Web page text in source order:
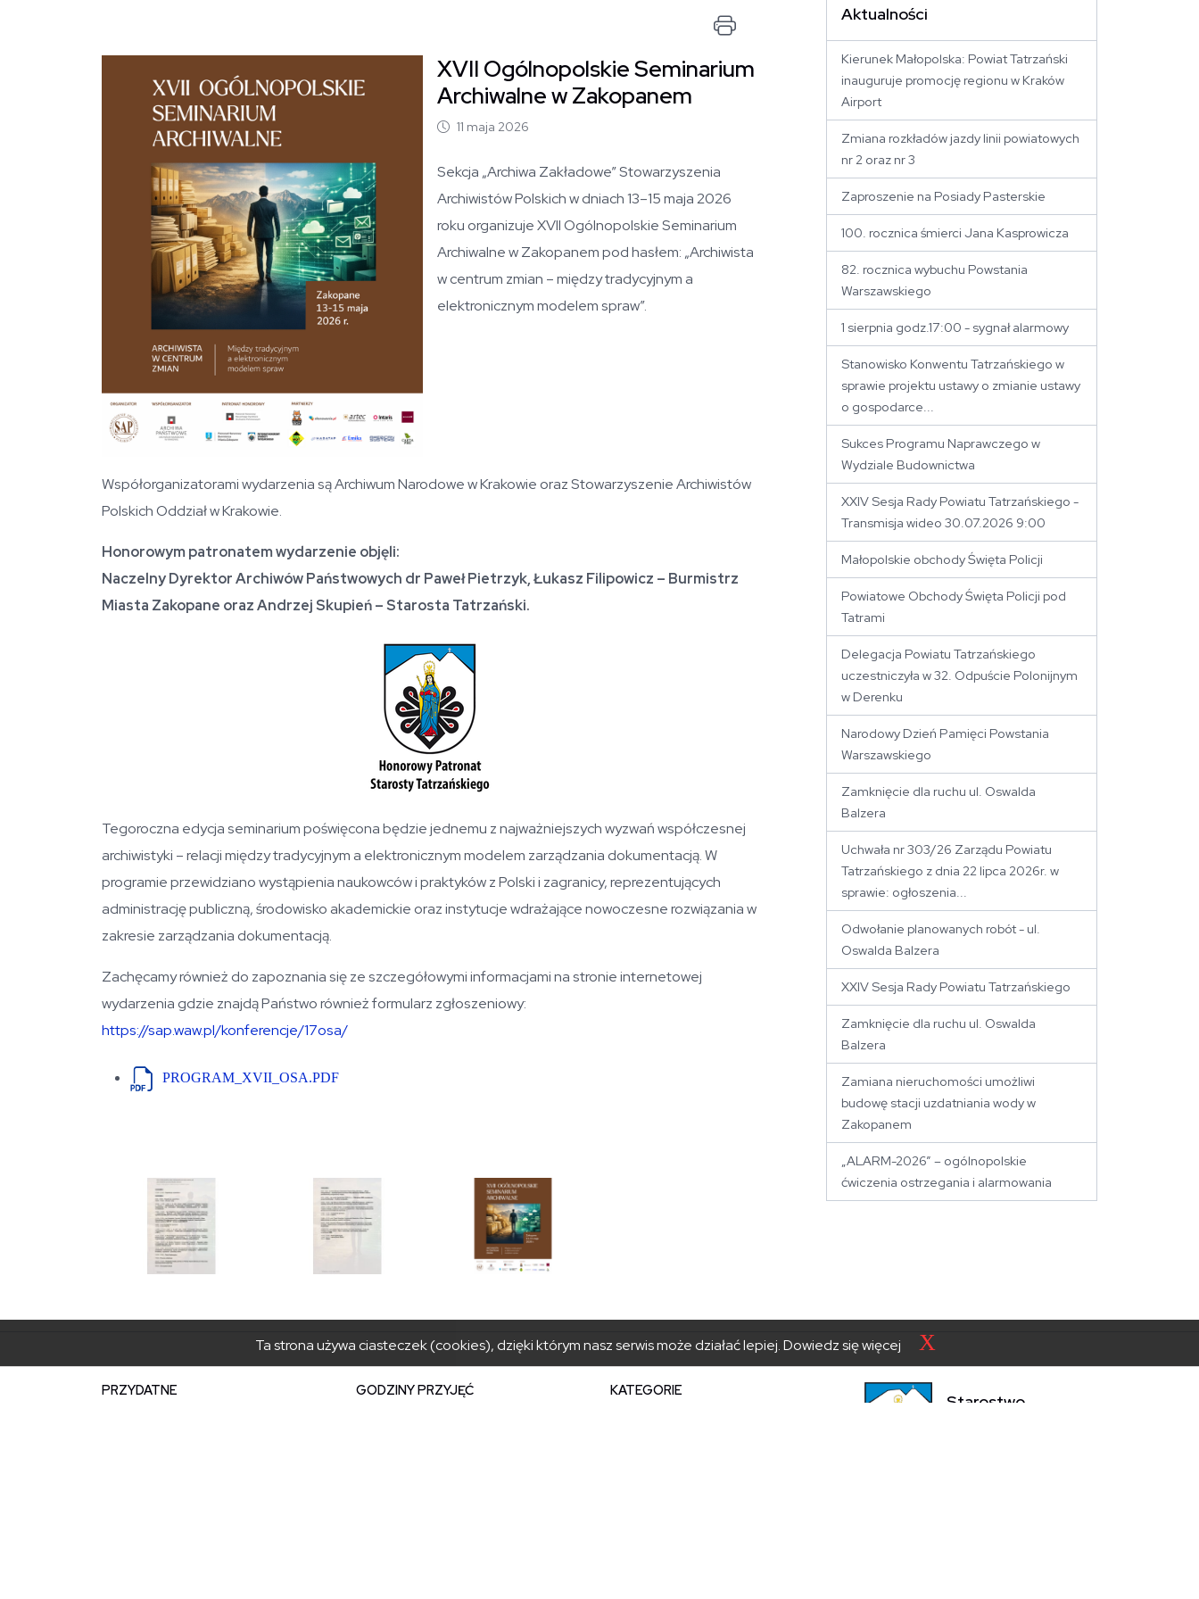
Drukuj stronę
Otwórz zdjęcie artykułu
XVII Ogólnopolskie Seminarium
Archiwalne w Zakopanem
11 maja 2026
Sekcja „Archiwa Zakładowe” Stowarzyszenia
Archiwistów Polskich w dniach 13–15 maja 2026
roku organizuje XVII Ogólnopolskie Seminarium
Archiwalne w Zakopanem pod hasłem: „Archiwista
w centrum zmian – między tradycyjnym a
elektronicznym modelem spraw”.
Współorganizatorami wydarzenia są Archiwum Narodowe w Krakowie oraz Stowarzyszenie Archiwistów
Polskich Oddział w Krakowie.
Honorowym patronatem wydarzenie objęli:
Naczelny Dyrektor Archiwów Państwowych dr Paweł Pietrzyk, Łukasz Filipowicz – Burmistrz
Miasta Zakopane oraz Andrzej Skupień – Starosta Tatrzański.
Tegoroczna edycja seminarium poświęcona będzie jednemu z najważniejszych wyzwań współczesnej
archiwistyki – relacji między tradycyjnym a elektronicznym modelem zarządzania dokumentacją. W
programie przewidziano wystąpienia naukowców i praktyków z Polski i zagranicy, reprezentujących
administrację publiczną, środowisko akademickie oraz instytucje wdrażające nowoczesne rozwiązania w
zakresie zarządzania dokumentacją.
Zachęcamy również do zapoznania się ze szczegółowymi informacjami na stronie internetowej
wydarzenia gdzie znajdą Państwo również formularz zgłoszeniowy:
https://sap.waw.pl/konferencje/17osa/
PROGRAM_XVII_OSA.PDF
Aktualności
Kierunek Małopolska: Powiat Tatrzański
inauguruje promocję regionu w Kraków
Airport
Zmiana rozkładów jazdy linii powiatowych
nr 2 oraz nr 3
Zaproszenie na Posiady Pasterskie
100. rocznica śmierci Jana Kasprowicza
82. rocznica wybuchu Powstania
Warszawskiego
1 sierpnia godz.17:00 - sygnał alarmowy
Stanowisko Konwentu Tatrzańskiego w
sprawie projektu ustawy o zmianie ustawy
o gospodarce...
Sukces Programu Naprawczego w
Wydziale Budownictwa
XXIV Sesja Rady Powiatu Tatrzańskiego -
Transmisja wideo 30.07.2026 9:00
Małopolskie obchody Święta Policji
Powiatowe Obchody Święta Policji pod
Tatrami
Delegacja Powiatu Tatrzańskiego
uczestniczyła w 32. Odpuście Polonijnym
w Derenku
Narodowy Dzień Pamięci Powstania
Warszawskiego
Zamknięcie dla ruchu ul. Oswalda
Balzera
Uchwała nr 303/26 Zarządu Powiatu
Tatrzańskiego z dnia 22 lipca 2026r. w
sprawie: ogłoszenia...
Odwołanie planowanych robót - ul.
Oswalda Balzera
XXIV Sesja Rady Powiatu Tatrzańskiego
Zamknięcie dla ruchu ul. Oswalda
Balzera
Zamiana nieruchomości umożliwi
budowę stacji uzdatniania wody w
Zakopanem
„ALARM-2026” – ogólnopolskie
ćwiczenia ostrzegania i alarmowania
PRZYDATNE GODZINY PRZYJĘĆ KATEGORIE
Starostwo
Ta strona używa ciasteczek (cookies), dzięki którym nasz serwis może działać lepiej.Dowiedz się więcej X